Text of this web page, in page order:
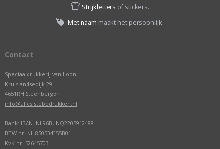
Strijkletters of stickers.
Met naam maakt het persoonlijk.
Contact
Speciaaldrukkerij van Loon
Kruislandsedijk 29
4651RH Steenbergen
info@allesistebedrukken.nl
Bank: IBAN NL96BUNQ2205912488
BTW nr: NL.850534355B01
KvK nr: 52645703